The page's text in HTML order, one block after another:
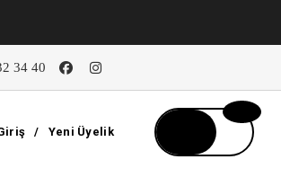
34 40
/ Yeni Üyelik